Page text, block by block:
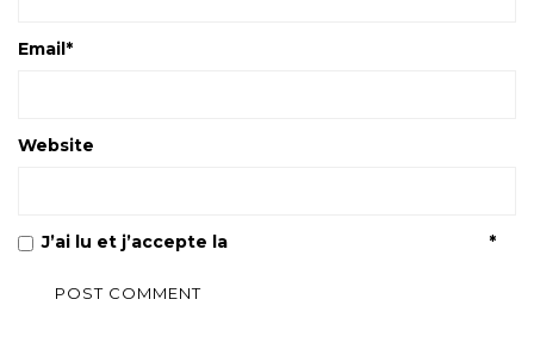
Email*
Website
J’ai lu et j’accepte la *